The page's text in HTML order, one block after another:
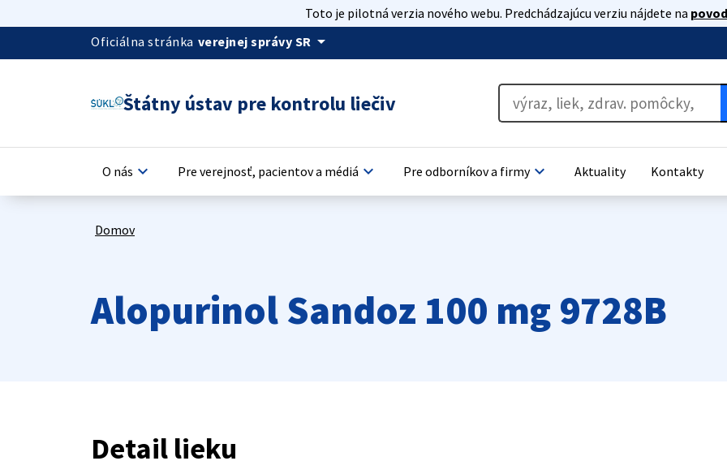
Toto je pilotná verzia nového webu. Predchádzajúcu verziu nájdete na
Oficiálna stránka verejnej správy SR arrow_drop_down
Štátny ústav pre kontrolu liečiv
O nás keyboard_arrow_down Pre verejnosť, pacientov a médiá keyboard_arrow_down Pre odborníkov a firmykeyboard_arrow_down Aktuality Kontakty
Domov
Alopurinol Sandoz 100 mg 9728B
Detail lieku